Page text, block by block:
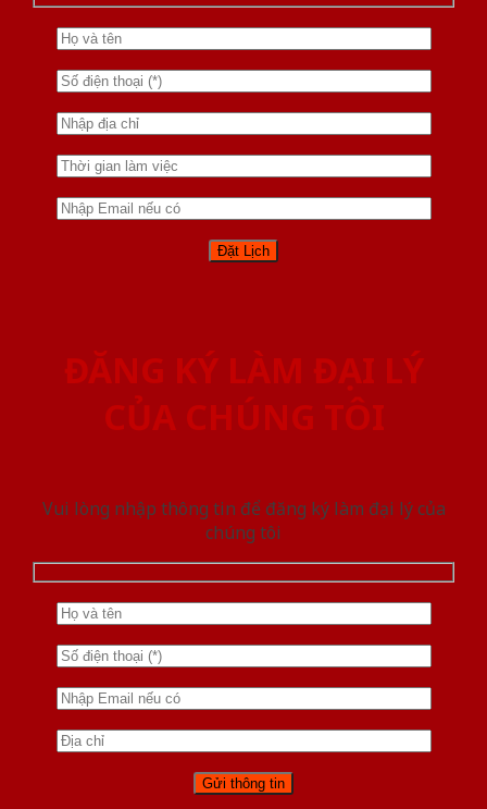
ĐĂNG KÝ LÀM ĐẠI LÝ
CỦA CHÚNG TÔI
Vui lòng nhập thông tin để đăng ký làm đại lý của
chúng tôi